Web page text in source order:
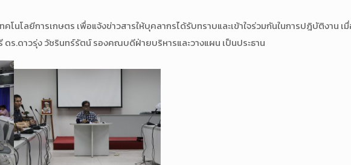
นโลยีการเกษตร เพื่อแจ้งข่าวสารให้บุคลากรได้รับทราบและเข้าใจร่วมกันในการปฎิบัติงาน เ
ร.ดาวรุ่ง วัชรินทร์รัตน์ รองคณบดีฝ่ายบริหารและวางแผน เป็นประธาน